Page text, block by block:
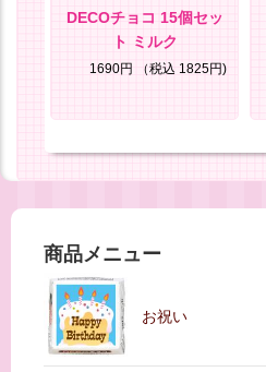
DECOチョコ 15個セッ
ト ミルク
1690円 （税込 1825円)
商品メニュー
お祝い